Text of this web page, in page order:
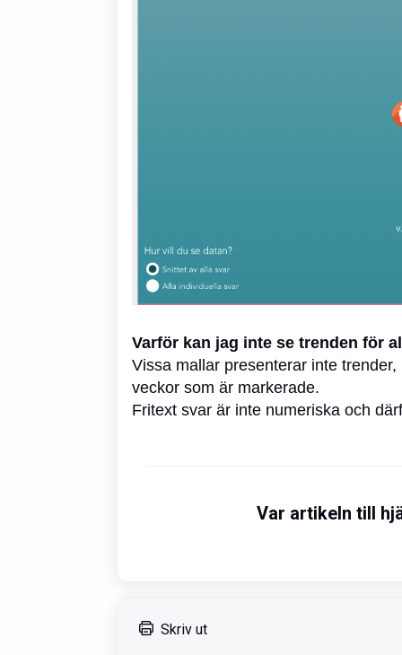
Varför kan jag inte se trenden för
Vissa mallar presenterar inte
veckor som är markerade.
Fritext svar är inte numeriska och
Var artikeln till
Skriv ut